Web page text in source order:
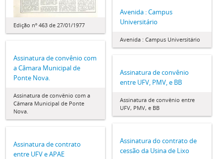
Edição nº 463 de 27/01/1977
Avenida : Campus
Universitário
Avenida : Campus Universitário
Assinatura de convênio com
a Câmara Municipal de
Ponte Nova.
Assinatura de convênio com a
Câmara Municipal de Ponte
Nova.
Assinatura de convênio
entre UFV, PMV, e BB
Assinatura de convênio entre
UFV, PMV, e BB
Assinatura do contrato de
cessão da Usina de Lixo
Assinatura de contrato
entre UFV e APAE